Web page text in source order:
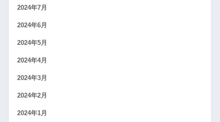
2024年7月
2024年6月
2024年5月
2024年4月
2024年3月
2024年2月
2024年1月